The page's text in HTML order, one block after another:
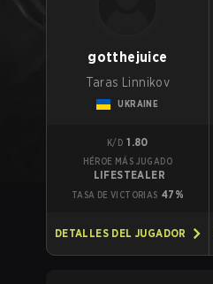
gotthejuice
Taras Linnikov
UKRAINE
K/D 1.80
HÉROE MÁS JUGADO
LIFESTEALER
TASA DE VICTORIAS 47%
DETALLES DEL JUGADOR